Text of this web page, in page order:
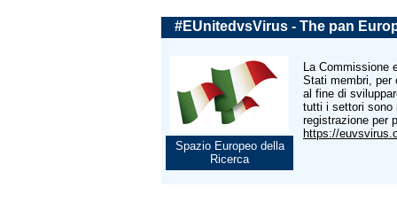
#EUnitedvsVirus - The pan
Spazio Europeo della
Ricerca
La Commissione
Stati membri, per
al fine di
tutti i settori sono
registrazione per
https://